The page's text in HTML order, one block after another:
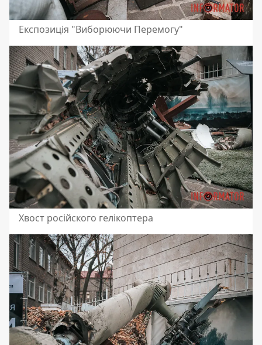
Експозиція "Виборюючи Перемогу"
Хвост російского гелікоптера